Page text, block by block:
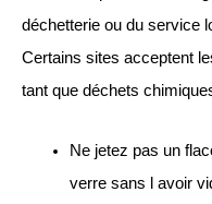
déchetterie ou du service
Certains sites acceptent
tant que déchets
Ne jetez pas un
verre sans l avoir